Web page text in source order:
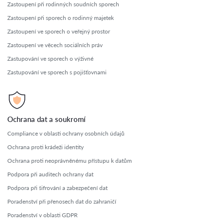
Zastoupení při rodinných soudních sporech
Zastoupení při sporech o rodinný majetek
Zastoupení ve sporech o veřejný prostor
Zastoupení ve věcech sociálních práv
Zastupování ve sporech o výživné
Zastupování ve sporech s pojišťovnami
Ochrana dat a soukromí
Compliance v oblasti ochrany osobních údajů
Ochrana proti krádeži identity
Ochrana proti neoprávněnému přístupu k datům
Podpora při auditech ochrany dat
Podpora při šifrování a zabezpečení dat
Poradenství při přenosech dat do zahraničí
Poradenství v oblasti GDPR